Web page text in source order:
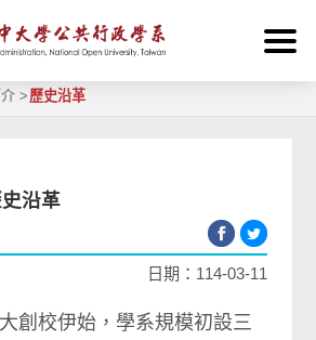
> 歷史沿革
沿革
日期：114-03-11
創校伊始，學系規模初設三